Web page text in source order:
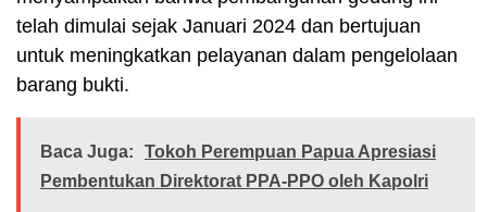
telah dimulai sejak Januari 2024 dan bertujuan
untuk meningkatkan pelayanan dalam pengelolaan
barang bukti.
Baca Juga:
Tokoh Perempuan Papua Apresiasi
Pembentukan Direktorat PPA-PPO oleh Kapolri